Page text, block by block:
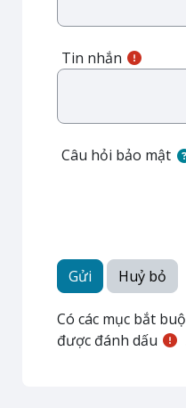
Tin nhắn
Câu hỏi bảo mật
Có các mục bắt
được đánh dấu